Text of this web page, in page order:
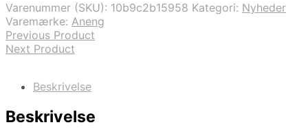
Varenummer (SKU): 10b9c2b15958 Kategori: Nyheder
Varemærke: Aneng
Previous Product
Next Product
Beskrivelse
Beskrivelse